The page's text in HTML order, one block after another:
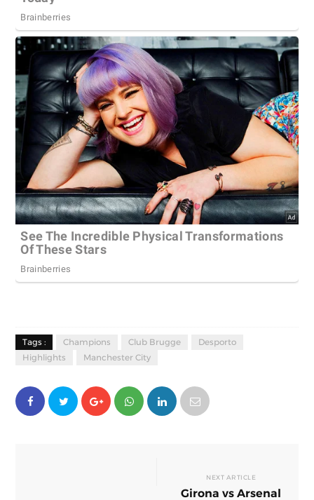
Tags : Champions Club Brugge
Desporto
Highlights
Manchester City
NEXT ARTICLE
Girona vs Arsenal